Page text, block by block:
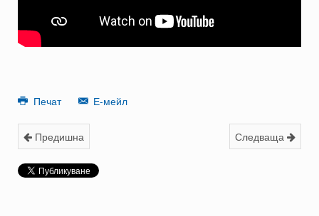
Печат Е-мейл
Предишна Следваща